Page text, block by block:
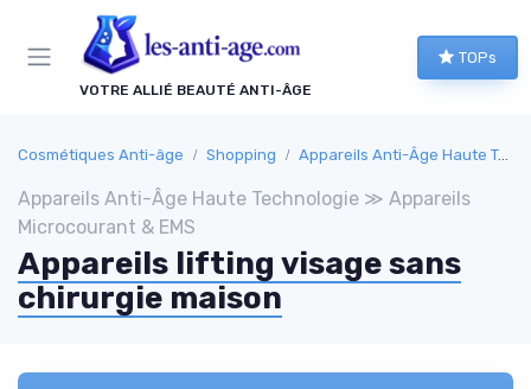
VOTRE ALLIÉ BEAUTÉ ANTI-ÂGE
TOPs
Cosmétiques Anti-âge Shopping Appareils Anti-Âge Haute Technologie
Appareils Anti-Âge Haute Technologie ≫ Appareils
Microcourant & EMS
Appareils lifting visage sans
chirurgie maison
Panneau de gestion des cookies